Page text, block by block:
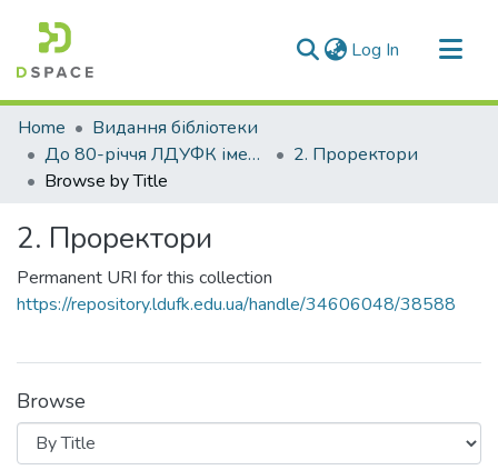
Log In (current)
Communities & Collections
All of DSpace
Home
Видання бібліотеки
До 80-річчя ЛДУФК імені Івана Боберського
2. Проректори
Browse by Title
2. Проректори
Permanent URI for this collection
https://repository.ldufk.edu.ua/handle/34606048/38588
Browse